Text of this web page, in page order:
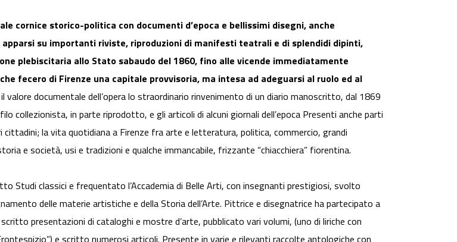
cornice storico-politica con documenti d’epoca e bellissimi disegni, anche
su importanti riviste, riproduzioni di manifesti teatrali e di splendidi dipinti,
plebiscitaria allo Stato sabaudo del 1860, fino alle vicende immediatamente
fecero di Firenze una capitale provvisoria, ma intesa ad adeguarsi al ruolo ed al
valore documentale dell’opera lo straordinario rinvenimento di un diario manoscritto, dal 1869
collezionista, in parte riprodotto, e gli articoli di alcuni giornali dell’epoca Presenti anche parti
cittadini; la vita quotidiana a Firenze fra arte e letteratura, politica, commercio, grandi
e società, usi e tradizioni e qualche immancabile, frizzante “chiacchiera” fiorentina.
Studi classici e frequentato l’Accademia di Belle Arti, con insegnanti prestigiosi, svolto
delle materie artistiche e della Storia dell’Arte. Pittrice e disegnatrice ha partecipato a
presentazioni di cataloghi e mostre d’arte, pubblicato vari volumi, (uno di liriche con
e scritto numerosi articoli. Presente in varie e rilevanti raccolte antologiche con